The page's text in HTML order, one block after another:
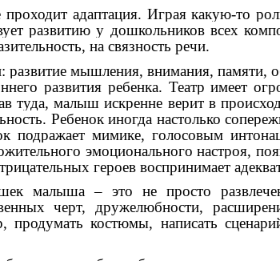
адаптация. Играя какую-то
развитию у дошкольников всех
на связность речи.
развитие мышления, внимания,
развития ребенка. Театр имеет
туда, малыш искренне верит в
Ребенок иногда настолько
подражает мимике, голосовым
эмоционального настроя,
героев воспринимает
малыша – это не просто
черт, дружелюбности,
костюмы, написать